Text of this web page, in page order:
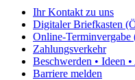
Ihr Kontakt zu uns
Digitaler Briefkasten
Online-Terminvergabe
Zahlungsverkehr
Beschwerden • Ideen
Barriere melden